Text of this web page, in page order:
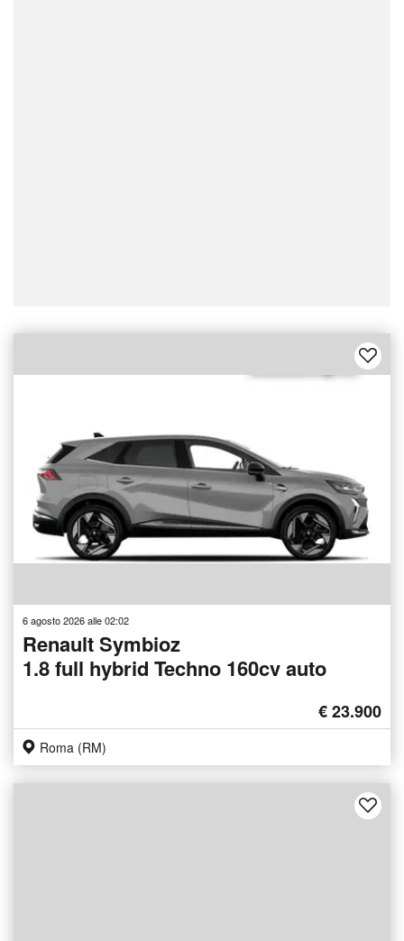
6 agosto 2026 alle 02:02
Renault Symbioz
1.8 full hybrid Techno 160cv auto
€ 23.900
Roma (RM)